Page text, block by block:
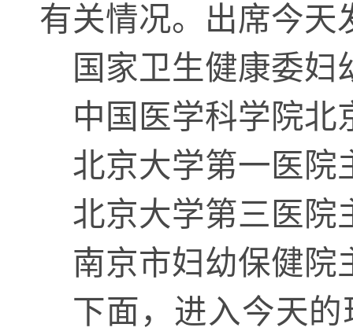
有关情况。出席今天
国家卫生健康委
中国医学科学院北
北京大学第一医院
北京大学第三医院
南京市妇幼保健院
下面，进入今天